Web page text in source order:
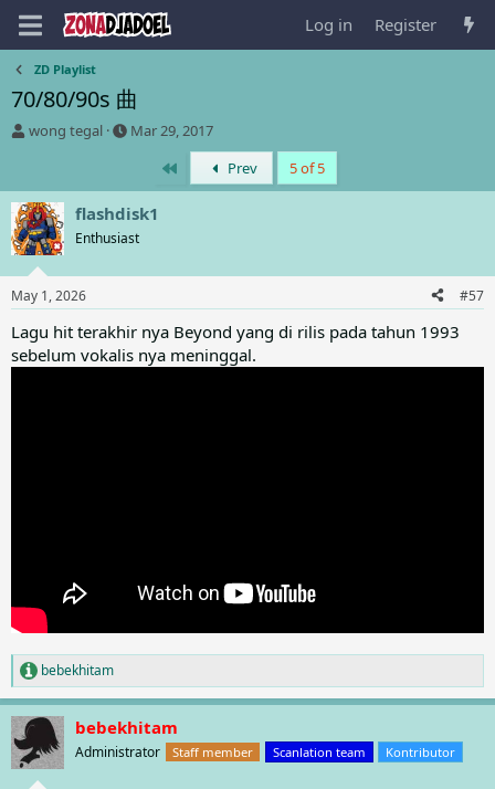
Log in Register
ZD Playlist
70/80/90s 曲
T
e
a
d
s
t
a
r
t
e
r
wong tegal
S
r
t
d
a
Mar 29, 2017
Prev 5 of 5
flashdisk1
Enthusiast
May 1, 2026 #57
Lagu hit terakhir nya Beyond yang di rilis pada tahun 1993
sebelum vokalis nya meninggal.
R
e
a
c
t
i
bebekhitam
bebekhitam
Administrator Staff member Scanlation team Kontributor